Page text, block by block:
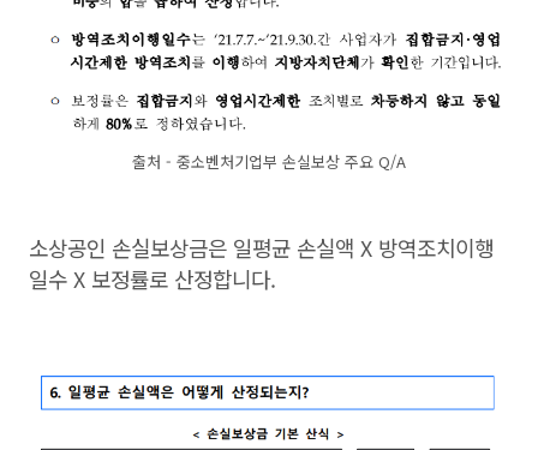
출처 - 중소벤처기업부 손실보상 주요 Q/A
소상공인 손실보상금은 일평균 손실액 X 방역조치이행
일수 X 보정률로 산정합니다.